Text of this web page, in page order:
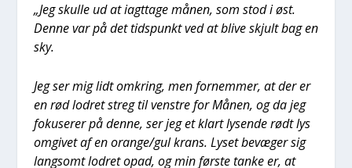
„Jeg skul­le ud at iagt­ta­ge månen, som stod i øst.
Den­ne var på det tids­punkt ved at bli­ve skjult bag en
sky.
Jeg ser mig lidt omkring, men for­nem­mer, at der er
en rød lodret streg til ven­stre for Månen, og da jeg
foku­se­rer på den­ne, ser jeg et klart lysen­de rødt lys
omgi­vet af en orange/gul krans. Lyset bevæ­ger sig
lang­somt lodret opad, og min før­ste tan­ke er, at